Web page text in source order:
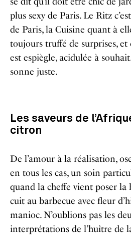
plus sexy de Paris. Le Ritz
de Paris, la Cuisine quant à
toujours truffé de surprises, et
est espiègle, acidulée à
sonne juste.
Les saveurs de
citron
De l’amour à la réalisation,
en tous les cas, un soin
quand la cheffe vient poser la
cuit au barbecue avec fleur
manioc. N’oublions pas les
interprétations de l’huître de